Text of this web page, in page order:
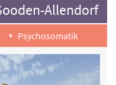
Allendorf
Psychosomatik